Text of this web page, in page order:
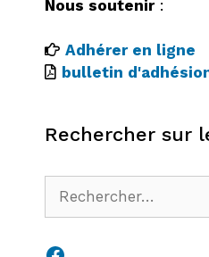
Nous soutenir:
Adhérer en ligne
bulletin
Rechercher sur
Rechercher :